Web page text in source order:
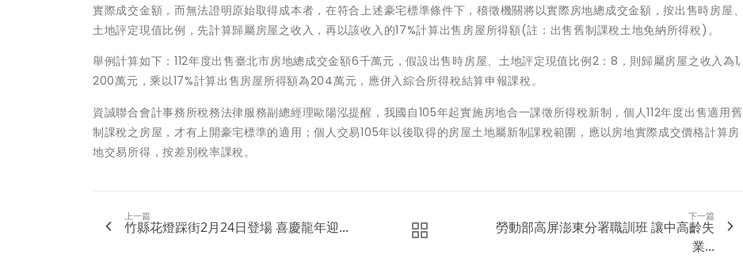
實際成交金額，而無法證明原始取得成本者，在符合上述豪宅標準條件下，稽徵機關將以實際房地總成交金額，按出售時房屋、
土地評定現值比例，先計算歸屬房屋之收入，再以該收入的17%計算出售房屋所得額(註：出售舊制課稅土地免納所得稅)。
舉例計算如下：112年度出售臺北市房地總成交金額6千萬元，假設出售時房屋、土地評定現值比例2：8，則歸屬房屋之收入為1,
200萬元，乘以17%計算出售房屋所得額為204萬元，應併入綜合所得稅結算申報課稅。
資誠聯合會計事務所稅務法律服務副總經理歐陽泓提醒，我國自105年起實施房地合一課徵所得稅新制，個人112年度出售適用舊
制課稅之房屋，才有上開豪宅標準的適用；個人交易105年以後取得的房屋土地屬新制課稅範圍，應以房地實際成交價格計算房
地交易所得，按差別稅率課稅。
上一篇
竹縣花燈踩街2月24日登場 喜慶龍年迎...
下一篇
勞動部高屏澎東分署職訓班 讓中高齡失
業...